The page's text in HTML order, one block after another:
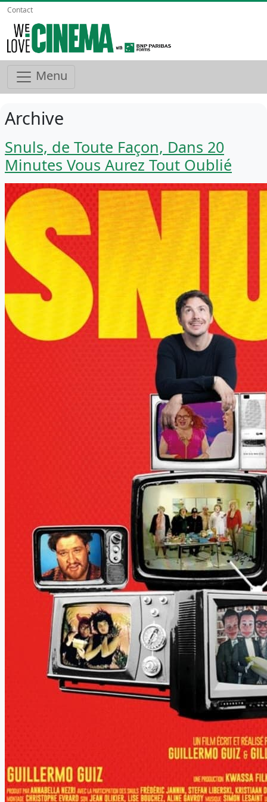
Contact
Menu
Archive
Snuls, de Toute Façon, Dans 20
Minutes Vous Aurez Tout Oublié